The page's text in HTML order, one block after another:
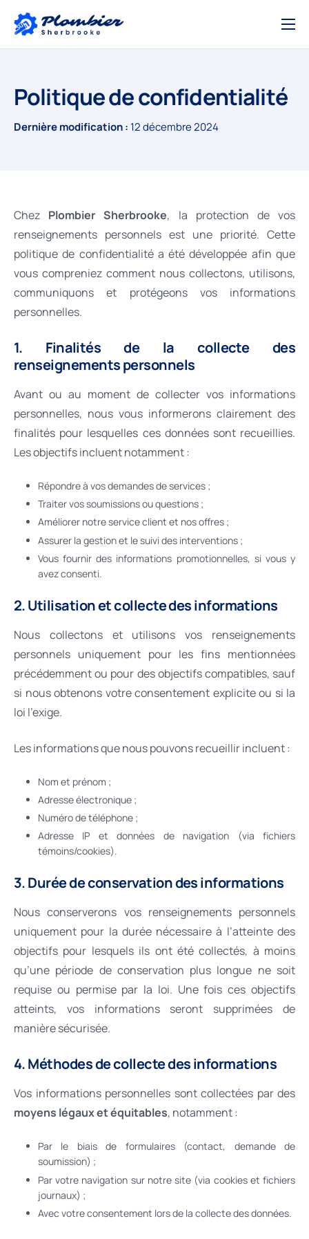
Accueil
Salle de bain
Chauffe-eau
Politique de confidentialité
Dernière modification : 12 décembre 2024
Chez Plombier Sherbrooke, la protection de vos
renseignements personnels est une priorité. Cette
politique de confidentialité a été développée afin que
vous compreniez comment nous collectons, utilisons,
communiquons et protégeons vos informations
personnelles.
1. Finalités de la collecte des
renseignements personnels
Avant ou au moment de collecter vos informations
personnelles, nous vous informerons clairement des
finalités pour lesquelles ces données sont recueillies.
Les objectifs incluent notamment :
Répondre à vos demandes de services ;
Traiter vos soumissions ou questions ;
Améliorer notre service client et nos offres ;
Assurer la gestion et le suivi des interventions ;
Vous fournir des informations promotionnelles, si vous y
avez consenti.
2. Utilisation et collecte des informations
Nous collectons et utilisons vos renseignements
personnels uniquement pour les fins mentionnées
précédemment ou pour des objectifs compatibles, sauf
si nous obtenons votre consentement explicite ou si la
loi l’exige.
Les informations que nous pouvons recueillir incluent :
Nom et prénom ;
Adresse électronique ;
Numéro de téléphone ;
Adresse IP et données de navigation (via fichiers
témoins/cookies).
3. Durée de conservation des informations
Nous conserverons vos renseignements personnels
uniquement pour la durée nécessaire à l’atteinte des
objectifs pour lesquels ils ont été collectés, à moins
qu’une période de conservation plus longue ne soit
requise ou permise par la loi. Une fois ces objectifs
atteints, vos informations seront supprimées de
manière sécurisée.
4. Méthodes de collecte des informations
Vos informations personnelles sont collectées par des
moyens légaux et équitables, notamment :
Par le biais de formulaires (contact, demande de
soumission) ;
Par votre navigation sur notre site (via cookies et fichiers
journaux) ;
Avec votre consentement lors de la collecte des données.